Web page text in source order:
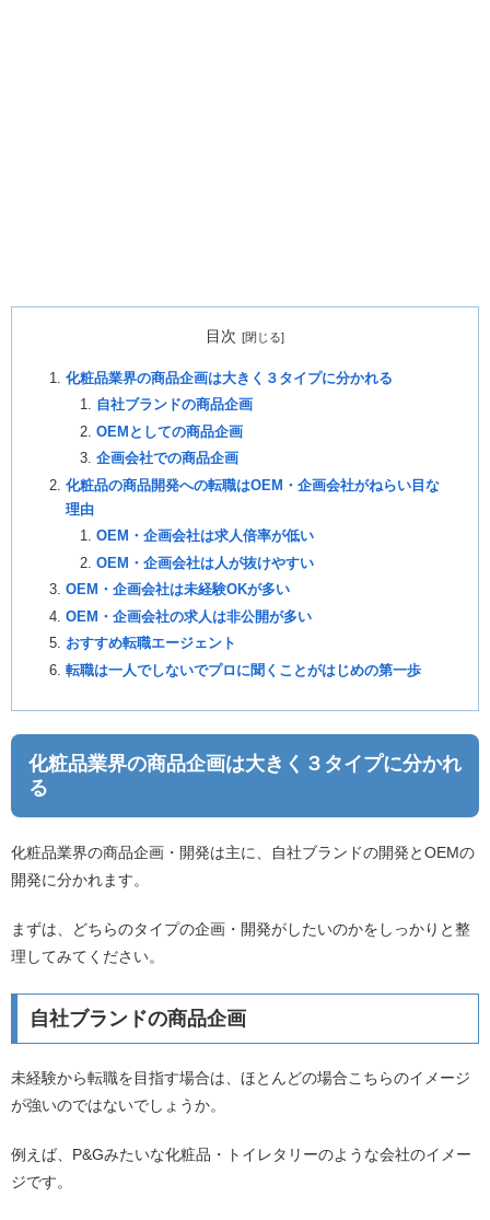
目次
化粧品業界の商品企画は大きく３タイプに分かれる
自社ブランドの商品企画
OEMとしての商品企画
企画会社での商品企画
化粧品の商品開発への転職はOEM・企画会社がねらい目な
理由
OEM・企画会社は求人倍率が低い
OEM・企画会社は人が抜けやすい
OEM・企画会社は未経験OKが多い
OEM・企画会社の求人は非公開が多い
おすすめ転職エージェント
転職は一人でしないでプロに聞くことがはじめの第一歩
化粧品業界の商品企画は大きく３タイプに分かれ
る
化粧品業界の商品企画・開発は主に、自社ブランドの開発とOEMの
開発に分かれます。
まずは、どちらのタイプの企画・開発がしたいのかをしっかりと整
理してみてください。
自社ブランドの商品企画
未経験から転職を目指す場合は、ほとんどの場合こちらのイメージ
が強いのではないでしょうか。
例えば、P&Gみたいな化粧品・トイレタリーのような会社のイメー
ジです。